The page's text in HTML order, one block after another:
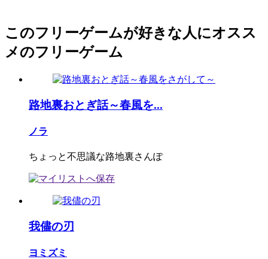
このフリーゲームが好きな人にオスス
メのフリーゲーム
路地裏おとぎ話～春風を...
ノラ
ちょっと不思議な路地裏さんぽ
我儘の刃
ヨミズミ